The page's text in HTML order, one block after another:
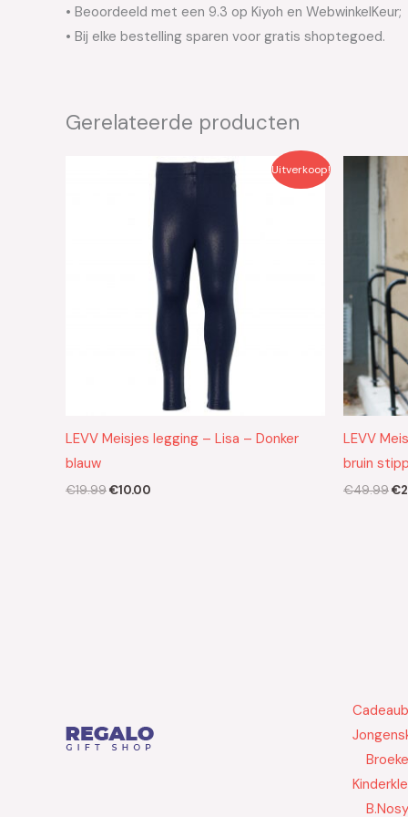
• Beoordeeld met een 9.3 op Kiyoh en WebwinkelKeur;
• Bij elke bestelling sparen voor gratis shoptegoed.
Gerelateerde producten
Uitverkoop!
LEVV Meisjes legging – Lisa – Donker
blauw
€19.99
Oorspronkelijke
€10.00
Huidige
is:
€10.00.
LEVV
bruin
€49.99€
B.Nosy